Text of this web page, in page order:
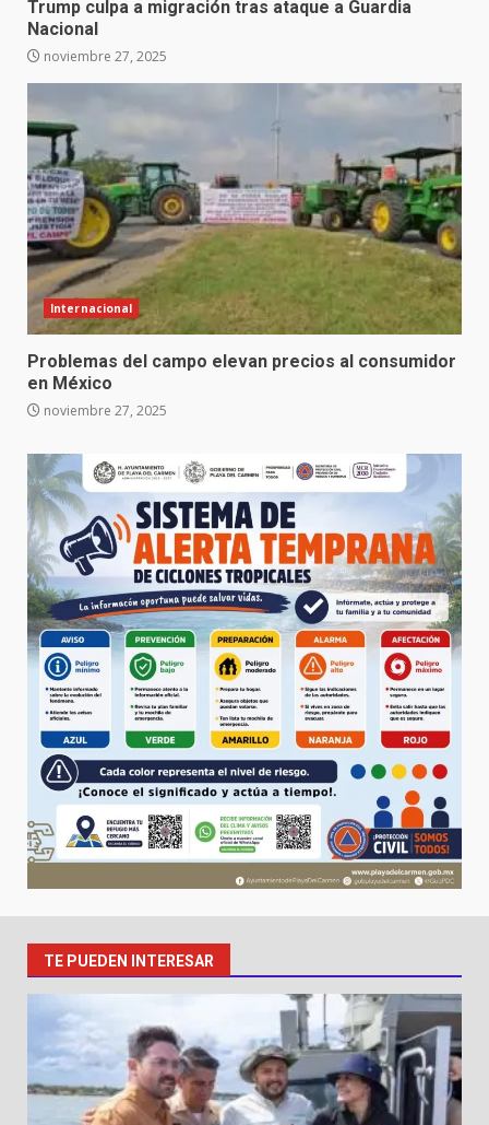
Trump culpa a migración tras ataque a Guardia
Nacional
noviembre 27, 2025
Internacional
Problemas del campo elevan precios al consumidor
en México
noviembre 27, 2025
TE PUEDEN INTERESAR